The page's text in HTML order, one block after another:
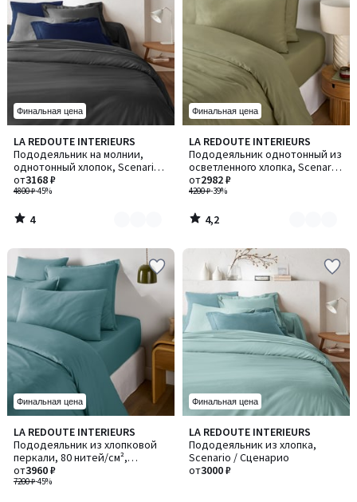
Финальная цена
LA REDOUTE INTERIEURS
Пододеяльник на молнии,
однотонный хлопок, Scenario /
Сценарио
4800 ₽-45%
от3168 ₽
4
/
5
Количество
цветов:
3
4
/
Финальная цена
LA REDOUTE INTERIEURS
Пододеяльник однотонный из
осветленного хлопка, Scenario
/ Сценарио
4200 ₽-39%
от2982 ₽
4,2
/ 5
Количество
цветов:
8
4,2
/
Финальная цена
LA REDOUTE INTERIEURS
Пододеяльник из хлопковой
перкали, 80 нитей/см²,
Scenario / Сценарио
7200 ₽-45%
от3960 ₽
4,2
/ 5
Количество
цветов:
3
Финальная цена
LA REDOUTE INTERIEURS
Пододеяльник из хлопка,
Scenario / Сценарио
от3000 ₽
4
/
5
Количество
цветов:
10